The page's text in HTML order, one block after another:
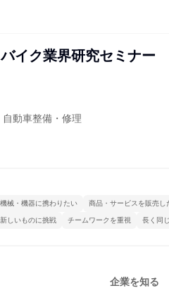
イク業界研究セミナー
動車整備・修理
機械・機器に携わりたい 商品・サービスを販売し
しいものに挑戦 チームワークを重視 長く同
企業を知る